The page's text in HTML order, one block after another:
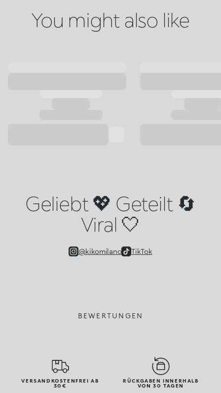
You might also like
Geliebt 💖 Geteilt 🔄
Viral 🤍
@kikomilano TikTok
BEWERTUNGEN
VERSANDKOSTENFREI AB
30€
RÜCKGABEN INNERHALB
VON 30 TAGEN